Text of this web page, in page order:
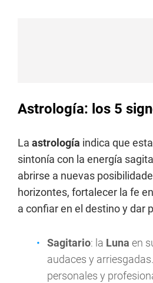
Astrología: los 5
La astrología indica que esta
sintonía con la energía
abrirse a nuevas
horizontes, fortalecer la fe
a confiar en el destino y dar
Sagitario: la Luna en
audaces y
personales y